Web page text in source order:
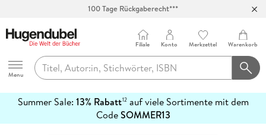
100 Tage Rückgaberecht***
Hugendubel
Menu
Filiale Konto Merkzettel Warenkorb
Summer Sale: 13% Rabatt12auf viele Sortimente mit dem
CodeSOMMER13
erfahren